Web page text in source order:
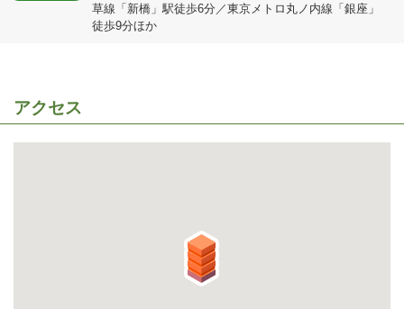
草線「新橋」駅徒歩6分／東京メトロ丸ノ内線「銀座」
徒歩9分ほか
アクセス